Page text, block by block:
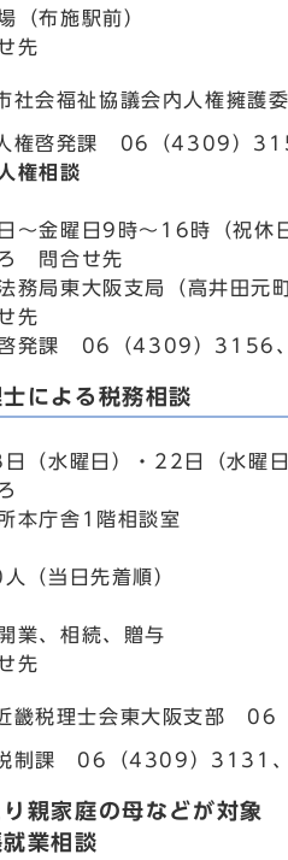
（布施駅前）
先
社会福祉協議会内人権擁
権啓発課 06（4309）
権相談
～金曜日9時～16時（祝休
問合せ先
務局東大阪支局（高井田
先
啓発課 06（4309）3156
による税務相談
（水曜日）・22日（水曜
本庁舎1階相談室
（当日先着順）
業、相続、贈与
先
畿税理士会東大阪支部
制課 06（4309）3131
り親家庭の母などが対象
業相談